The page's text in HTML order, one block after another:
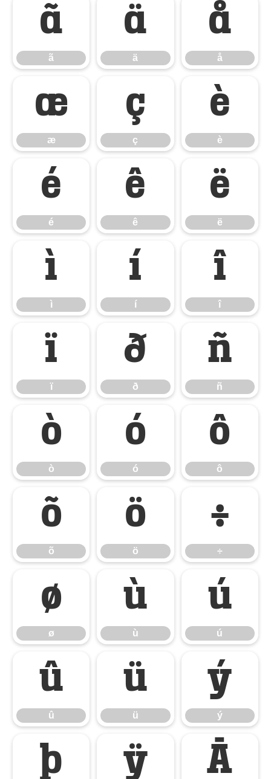
ã
ã
ä
ä
å
å
æ
æ
ç
ç
è
è
é
é
ê
ê
ë
ë
ì
ì
í
í
î
î
ï
ï
ð
ð
ñ
ñ
ò
ò
ó
ó
ô
ô
õ
õ
ö
ö
÷
÷
ø
ø
ù
ù
ú
ú
û
û
ü
ü
ý
ý
þ ÿ Ā